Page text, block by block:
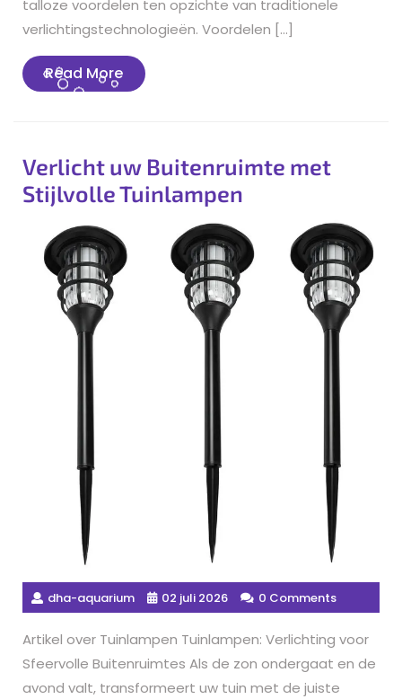
talloze voordelen ten opzichte van traditionele
verlichtingstechnologieën. Voordelen […]
Read MoreRead
More
Verlicht uw Buitenruimte met
Stijlvolle Tuinlampen
dha-aquarium 02 juli 2026 0 Comments
Artikel over Tuinlampen Tuinlampen: Verlichting voor
Sfeervolle Buitenruimtes Als de zon ondergaat en de
avond valt, transformeert uw tuin met de juiste